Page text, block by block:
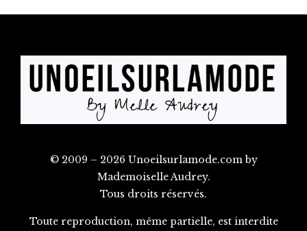
© 2009 – 2026 Unoeilsurlamode.com by
Mademoiselle Audrey.
Tous droits réservés.
Toute reproduction, même partielle, est interdite